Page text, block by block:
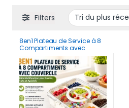
Filters
8en1 Plateau de Service à 8
Compartiments avec
Couvercle – Boîte
Multifonction pour Snacks,
Fruits et Apéritifs